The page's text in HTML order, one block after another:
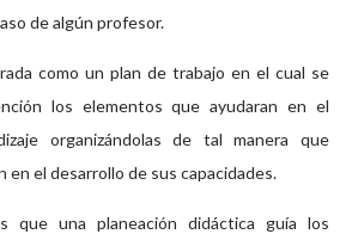
de algún profesor.
como un plan de trabajo en el cual se
los elementos que ayudaran en el
organizándolas de tal manera que
en el desarrollo de sus capacidades.
que una planeación didáctica guía los